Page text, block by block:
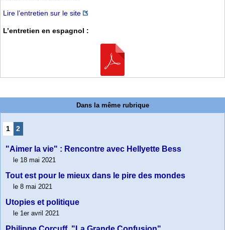
Lire l’entretien sur le site
L’entretien en espagnol :
Dans la même rubrique
1 2
"Aimer la vie" : Rencontre avec Hellyette Bess
le 18 mai 2021
Tout est pour le mieux dans le pire des mondes
le 8 mai 2021
Utopies et politique
le 1er avril 2021